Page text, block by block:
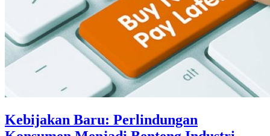
Kebijakan Baru: Perlindungan